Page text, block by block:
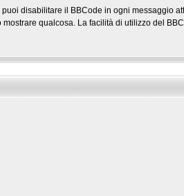
disabilitare il BBCode in ogni messaggio
qualcosa. La facilità di utilizzo del